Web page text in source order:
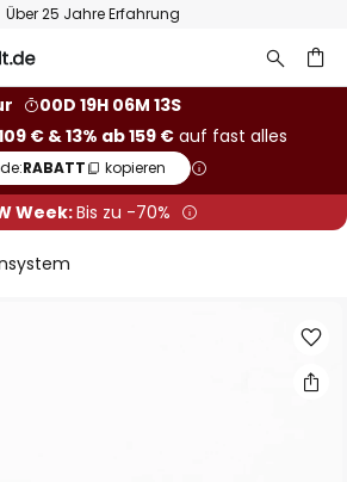
Über 25 Jahre Erfahrung
00D 19H 06M 12S
€ & 13% ab 159 €auf fast alles
RABATT kopieren
Week:Bis zu -70%